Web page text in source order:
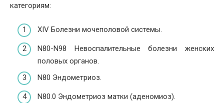
категориям:
XIV Болезни мочеполовой системы.
N80-N98 Невоспалительные болезни женских
половых органов.
N80 Эндометриоз.
N80.0 Эндометриоз матки (аденомиоз).